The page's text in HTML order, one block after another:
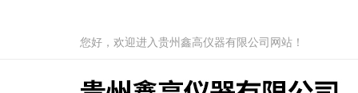
您好，欢迎进入贵州鑫高仪器有限公司网站！